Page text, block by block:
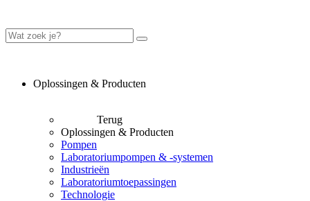
Oplossingen & Producten
Terug
Oplossingen & Producten
Pompen
Laboratoriumpompen & -systemen
Industrieën
Laboratoriumtoepassingen
Technologie